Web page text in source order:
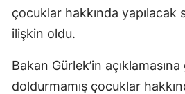
çocuklar hakkında yapılacak
ilişkin oldu.
Bakan Gürlek’in açıklamasına
doldurmamış çocuklar